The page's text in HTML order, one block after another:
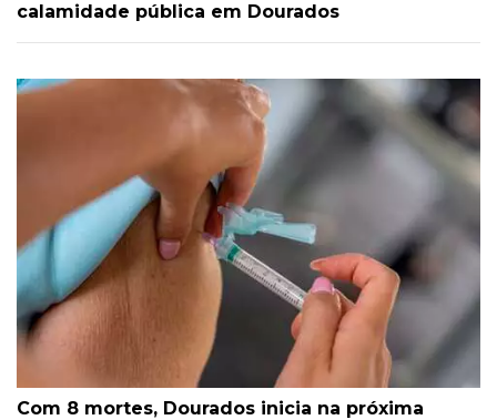
calamidade pública em Dourados
Com 8 mortes, Dourados inicia na próxima